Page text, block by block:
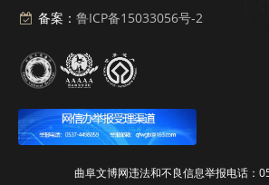
备案： 鲁ICP备15033056号-2
曲阜文博网违法和不良信息举报电话：